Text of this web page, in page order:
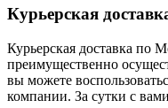
Курьерская
Курьерская доставка по
преимущественно
вы можете
компании. За сутки с